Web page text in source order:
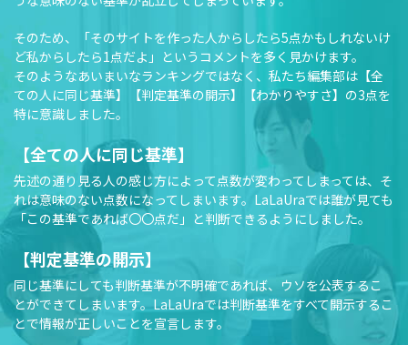
そのため、「そのサイトを作った人からしたら5点かもしれないけ
ど私からしたら1点だよ」というコメントを多く見かけます。
そのようなあいまいなランキングではなく、私たち編集部は【全
ての人に同じ基準】【判定基準の開示】【わかりやすさ】の3点を
特に意識しました。
【全ての人に同じ基準】
先述の通り見る人の感じ方によって点数が変わってしまっては、そ
れは意味のない点数になってしまいます。LaLaUraでは誰が見ても
「この基準であれば〇〇点だ」と判断できるようにしました。
【判定基準の開示】
同じ基準にしても判断基準が不明確であれば、ウソを公表するこ
とができてしまいます。LaLaUraでは判断基準をすべて開示するこ
とで情報が正しいことを宣言します。